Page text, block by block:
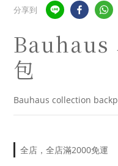
分享到
Bauhaus
包
Bauhaus collection
全店，全店滿2000免運